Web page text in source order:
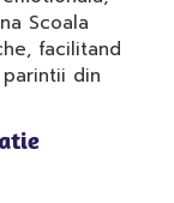
Scoala
facilitand
din